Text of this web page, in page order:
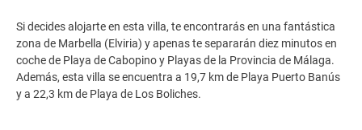
Si decides alojarte en esta villa, te encontrarás en una fantástica
zona de Marbella (Elviria) y apenas te separarán diez minutos en
coche de Playa de Cabopino y Playas de la Provincia de Málaga.
Además, esta villa se encuentra a 19,7 km de Playa Puerto Banús
y a 22,3 km de Playa de Los Boliches.